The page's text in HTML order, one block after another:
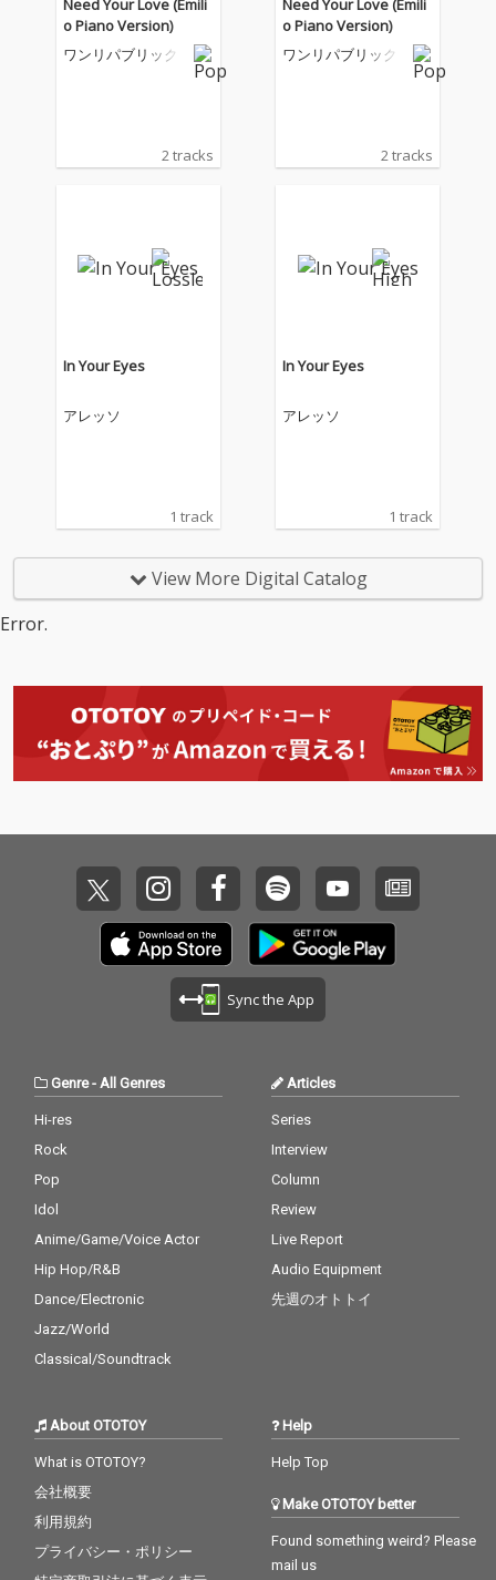
Need Your Love (Emili
o Piano Version)
ワンリパブリック
2 tracks
Need Your Love (Emili
o Piano Version)
ワンリパブリック
2 tracks
In Your Eyes
アレッソ
1 track
In Your Eyes
アレッソ
1 track
View More Digital Catalog
Error.
Sync the App
Genre-All Genres
Hi-res
Rock
Pop
Idol
Anime/Game/Voice Actor
Hip Hop/R&B
Dance/Electronic
Jazz/World
Classical/Soundtrack
Articles
Series
Interview
Column
Review
Live Report
Audio Equipment
先週のオトトイ
About OTOTOY
What is OTOTOY?
会社概要
利用規約
プライバシー・ポリシー
Help
Help Top
Make OTOTOY better
Found something weird? Please
mail us